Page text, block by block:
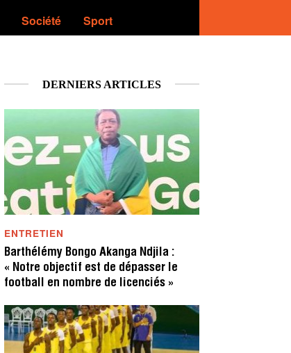
Société Sport
DERNIERS ARTICLES
ENTRETIEN
Barthélémy Bongo Akanga Ndjila :
« Notre objectif est de dépasser le
football en nombre de licenciés »